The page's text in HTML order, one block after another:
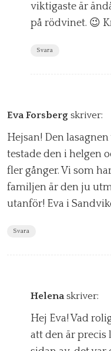
viktigaste är
på rödvinet. 😉
Svara
Eva Forsberg skriver:
Hejsan! Den
testade den i helgen
fler gånger. Vi som
familjen är den ju
utanför! Eva i
Svara
Helena skriver:
Hej Eva! Vad
att den är precis